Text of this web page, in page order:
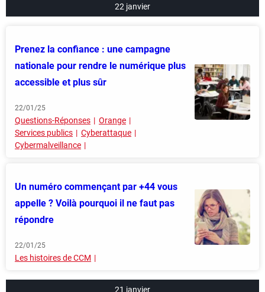
22 janvier
Prenez la confiance : une campagne
nationale pour rendre le numérique plus
accessible et plus sûr
22/01/25
Questions-Réponses
Orange
Services publics
Cyberattaque
Cybermalveillance
Un numéro commençant par +44 vous
appelle ? Voilà pourquoi il ne faut pas
répondre
22/01/25
Les histoires de CCM
21 janvier